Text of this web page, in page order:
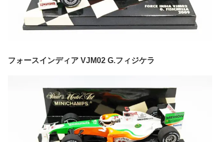
フォースインディア VJM02 G.フィジケラ